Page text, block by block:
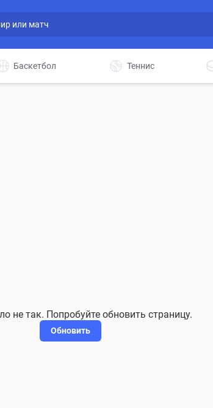
Баскетбол Теннис
не так. Попробуйте обновить страницу.
Обновить